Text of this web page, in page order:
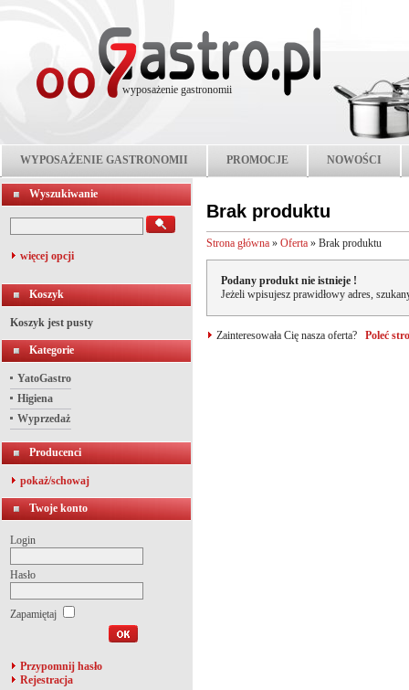
wyposażenie gastronomii
WYPOSAŻENIE GASTRONOMII PROMOCJE NOWOŚCI
Wyszukiwanie
więcej opcji
Koszyk
Koszyk jest pusty
Kategorie
YatoGastro
Higiena
Wyprzedaż
Producenci
pokaż/schowaj
Twoje konto
Login
Hasło
Zapamiętaj
Przypomnij hasło
Rejestracja
Brak produktu
Strona główna » Oferta » Brak produktu
Podany produkt nie istnieje !
Jeżeli wpisujesz prawidłowy adres,
Zainteresowała Cię nasza oferta? Poleć